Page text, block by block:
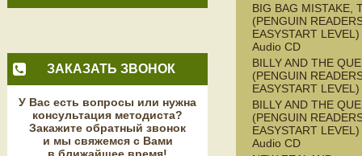
ЗАКАЗАТЬ ЗВОНОК
У Вас есть вопросы или нужна
консультация методиста?
Закажите обратный звонок
и мы свяжемся с Вами
BIG BAG MISTAKE,
(PENGUIN
EASYSTART
Audio CD
BILLY AND THE
(PENGUIN
EASYSTART
BILLY AND THE
(PENGUIN
EASYSTART
Audio CD